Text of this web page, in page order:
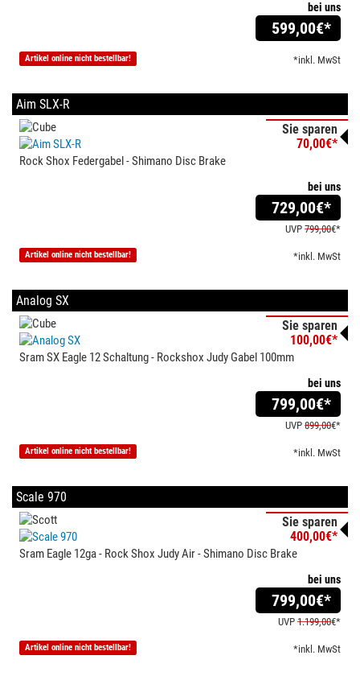
bei uns
599,00€*
*inkl. MwSt
Artikel online nicht bestellbar!
Aim SLX-R
Sie sparen
70,00€*
Rock Shox Federgabel - Shimano Disc Brake
bei uns
729,00€*
UVP 799,00€*
*inkl. MwSt
Artikel online nicht bestellbar!
Analog SX
Sie sparen
100,00€*
Sram SX Eagle 12 Schaltung - Rockshox Judy Gabel 100mm
bei uns
799,00€*
UVP 899,00€*
*inkl. MwSt
Artikel online nicht bestellbar!
Scale 970
Sie sparen
400,00€*
Sram Eagle 12ga - Rock Shox Judy Air - Shimano Disc Brake
bei uns
799,00€*
UVP 1.199,00€*
*inkl. MwSt
Artikel online nicht bestellbar!